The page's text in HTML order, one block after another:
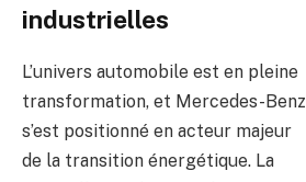
industrielles
L’univers automobile est en pleine
transformation, et Mercedes-Benz
s’est positionné en acteur majeur
de la transition énergétique. La